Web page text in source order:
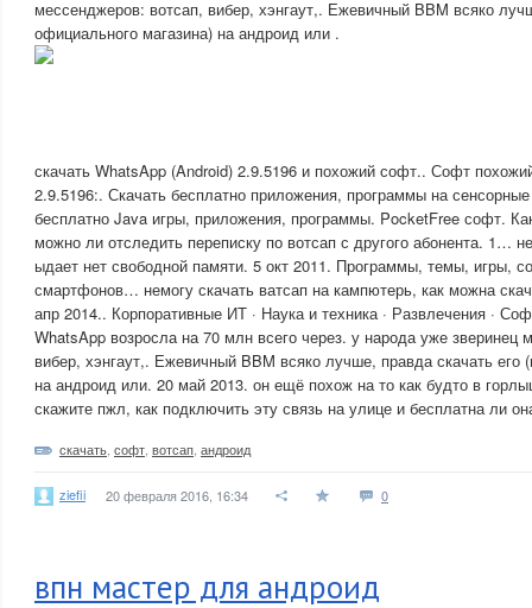
мессенджеров: вотсап, вибер, хэнгаут,. Ежевичный BBM всяко
официального магазина) на андроид или .
скачать WhatsApp (Android) 2.9.5196 и похожий софт.. Софт
2.9.5196:. Скачать бесплатно приложения, программы на
бесплатно Java игры, приложения, программы. PocketFree софт.
можно ли отследить переписку по вотсап с другого абонента. 1…
ыдает нет свободной памяти. 5 окт 2011. Программы, темы, игры,
смартфонов… немогу скачать ватсап на кампютерь, как можна
апр 2014.. Корпоративные ИТ · Наука и техника · Развлечения ·
WhatsApp возросла на 70 млн всего через. у народа уже зверинец
вибер, хэнгаут,. Ежевичный BBM всяко лучше, правда скачать его
на андроид или. 20 май 2013. он ещё похож на то как будто в
скажите пжл, как подключить эту связь на улице и бесплатна ли
скачать софт вотсап андроид
ziefii 20 февраля 2016, 16:34 0
впн мастер для андроид